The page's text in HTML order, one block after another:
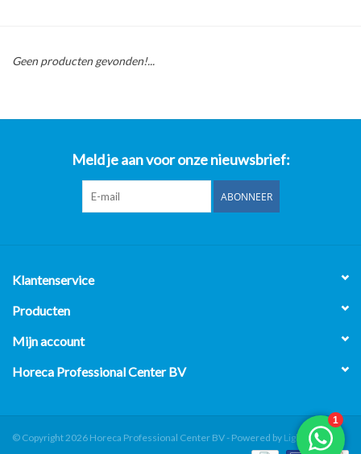
Over ons
Geen producten gevonden!...
Meld je aan voor onze nieuwsbrief:
ABONNEER
Klantenservice
Producten
Mijn account
Horeca Professional Center BV
© Copyright 2026 Horeca Professional Center BV - Powered by Lightspeed